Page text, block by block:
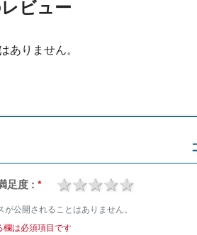
ビュー
ありません。
足度 : * 4 stars
3 stars
2 stars
1 star
が公開されることはありません。
欄は必須項目です